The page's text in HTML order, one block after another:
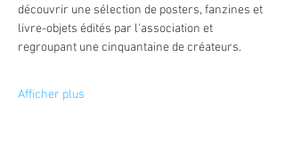
découvrir une sélection de posters, fanzines et
livre-objets édités par l'association et
regroupant une cinquantaine de créateurs.
Afficher plus